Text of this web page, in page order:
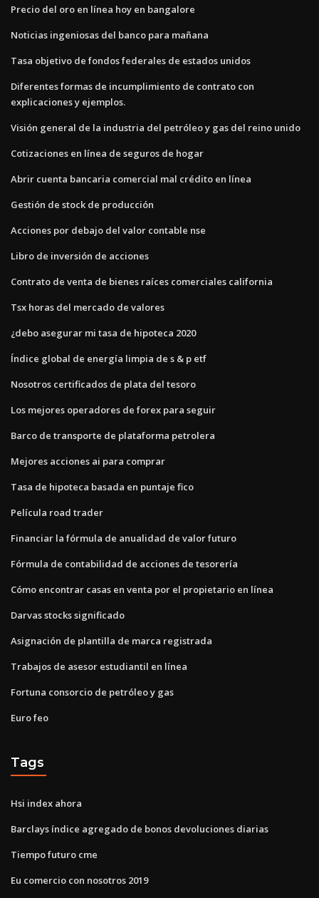
Precio del oro en línea hoy en bangalore
Noticias ingeniosas del banco para mañana
Tasa objetivo de fondos federales de estados unidos
Diferentes formas de incumplimiento de contrato con
explicaciones y ejemplos.
Visión general de la industria del petróleo y gas del reino unido
Cotizaciones en línea de seguros de hogar
Abrir cuenta bancaria comercial mal crédito en línea
Gestión de stock de producción
Acciones por debajo del valor contable nse
Libro de inversión de acciones
Contrato de venta de bienes raíces comerciales california
Tsx horas del mercado de valores
¿debo asegurar mi tasa de hipoteca 2020
Índice global de energía limpia de s & p etf
Nosotros certificados de plata del tesoro
Los mejores operadores de forex para seguir
Barco de transporte de plataforma petrolera
Mejores acciones ai para comprar
Tasa de hipoteca basada en puntaje fico
Película road trader
Financiar la fórmula de anualidad de valor futuro
Fórmula de contabilidad de acciones de tesorería
Cómo encontrar casas en venta por el propietario en línea
Darvas stocks significado
Asignación de plantilla de marca registrada
Trabajos de asesor estudiantil en línea
Fortuna consorcio de petróleo y gas
Euro feo
Tags
Hsi index ahora
Barclays índice agregado de bonos devoluciones diarias
Tiempo futuro cme
Eu comercio con nosotros 2019